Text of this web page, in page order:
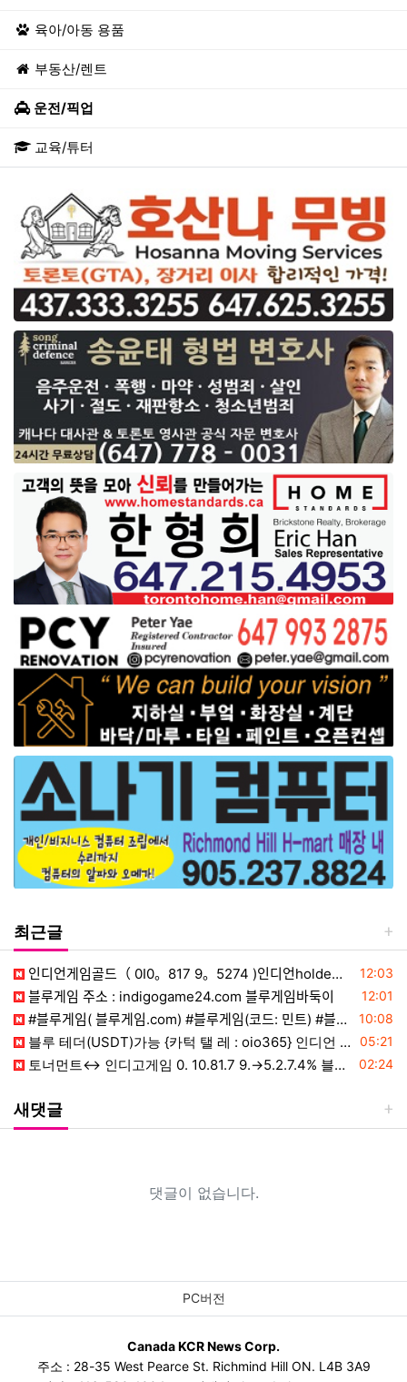
육아/아동 용품
부동산/렌트
운전/픽업
교육/튜터
최근글
등록일
12:03
인디언게임골드（ 0I0。817 9。5274 )인디언holdem,인디언맞고,인디언바둑이,인디언실버
등록일
12:01
블루게임 주소 : indigogame24.com 블루게임바둑이
등록일
10:08
#블루게임( 블루게임.com) #블루게임(코드: 민트) #블루홀덤 #블루바둑이 #블루맞고 #블루
등록일
05:21
블루 테더(USDT)가능 {카턱 탤 레 : oio365} 인디언 애볼루션 게임 플랫폼 입니다.
등록일
02:24
토너먼트↔ 인디고게임 0. 10.81.7 9.→5.2.7.4% 블루게임,바둑이 아이슬롯 아시아매장,홀덤우승상금,아이슬롯아시안게임
새댓글
댓글이 없습니다.
PC버전
Canada KCR News Corp.
주소 : 28-35 West Pearce St. Richmind Hill ON. L4B 3A9